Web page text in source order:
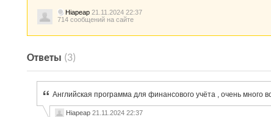
Hiapeap 21.11.2024 22:37
714 сообщений на сайте
Ответы (3)
Английская программа для финансового учёта , очень много
Hiapeap 21.11.2024 22:37